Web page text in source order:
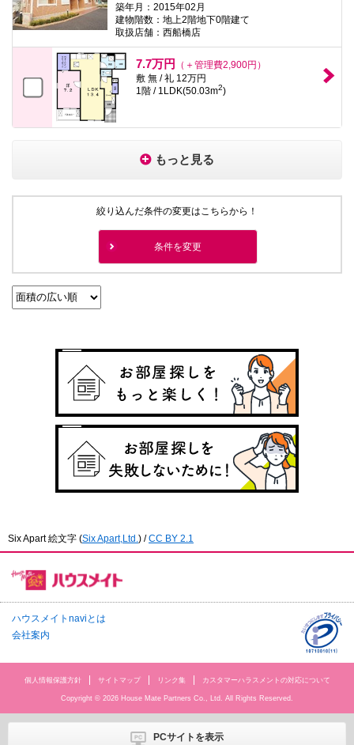
築年月：2015年02月
建物階数：地上2階地下0階建て
取扱店舗：西船橋店
7.7万円
（＋管理費2,900円）
敷 無 / 礼 12万円
1階 / 1LDK(50.03m2)
もっと見る
絞り込んだ条件の変更はこちらから！
条件を変更
Six Apart 絵文字 (Six Apart,Ltd. ) /CC BY 2.1
ハウスメイトnaviとは
会社案内
個人情報保護方針 サイトマップ リンク集 カスタマーハラスメントの対応について
Copyright © 2026 House Mate Partners Co., Ltd. All Rights Reserved.
PCサイトを表示